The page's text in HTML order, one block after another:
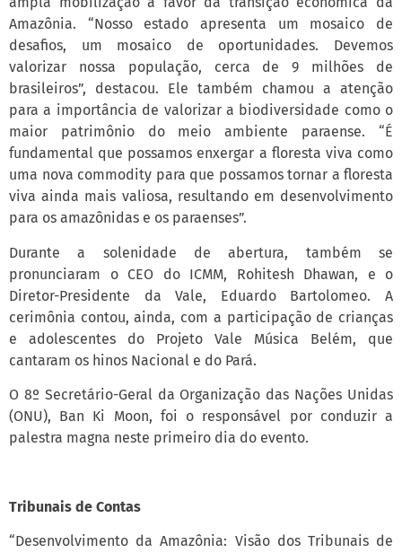
Amazônia. “Nosso estado apresenta um mosaico de
desafios, um mosaico de oportunidades. Devemos
valorizar nossa população, cerca de 9 milhões de
brasileiros”, destacou. Ele também chamou a atenção
para a importância de valorizar a biodiversidade como o
maior patrimônio do meio ambiente paraense. “É
fundamental que possamos enxergar a floresta viva como
uma nova commodity para que possamos tornar a floresta
viva ainda mais valiosa, resultando em desenvolvimento
para os amazônidas e os paraenses”.
Durante a solenidade de abertura, também se
pronunciaram o CEO do ICMM, Rohitesh Dhawan, e o
Diretor-Presidente da Vale, Eduardo Bartolomeo. A
cerimônia contou, ainda, com a participação de crianças
e adolescentes do Projeto Vale Música Belém, que
cantaram os hinos Nacional e do Pará.
O 8º Secretário-Geral da Organização das Nações Unidas
(ONU), Ban Ki Moon, foi o responsável por conduzir a
palestra magna neste primeiro dia do evento.
Tribunais de Contas
“Desenvolvimento da Amazônia: Visão dos Tribunais de